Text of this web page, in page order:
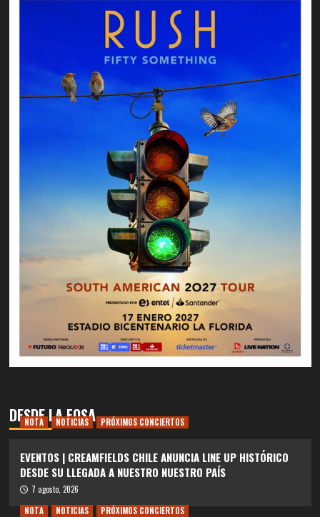
DESDE LA FOSA
NOTA NOTICIAS PRÓXIMOS CONCIERTOS
EVENTOS | CREAMFIELDS CHILE ANUNCIA LINE UP HISTÓRICO
DESDE SU LLEGADA A NUESTRO NUESTRO PAÍS
7 agosto, 2026
NOTA
NOTICIAS PRÓXIMOS CONCIERTOS